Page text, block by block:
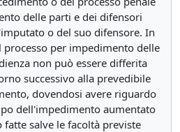
delle parti e dei difensori
o del suo difensore. In
processo per impedimento delle
non può essere differita
successivo alla prevedibile
dovendosi avere riguardo
dell'impedimento aumentato
fatte salve le facoltà previste